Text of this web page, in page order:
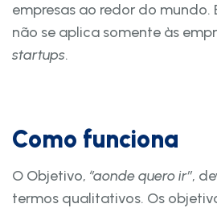
empresas ao redor do
não se aplica somente às
startups.
Como funciona
O Objetivo, ‘’aonde quero ir’’,
termos qualitativos. Os